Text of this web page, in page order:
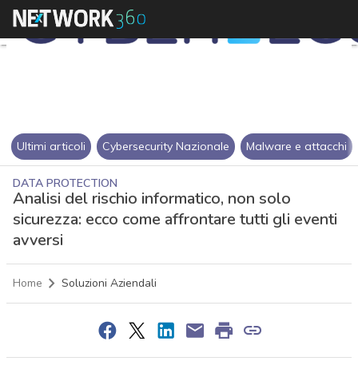
Ultimi articoli Cybersecurity Nazionale Malware e attacchi
DATA PROTECTION
Analisi del rischio informatico, non solo
sicurezza: ecco come affrontare tutti gli eventi
avversi
Home Soluzioni Aziendali